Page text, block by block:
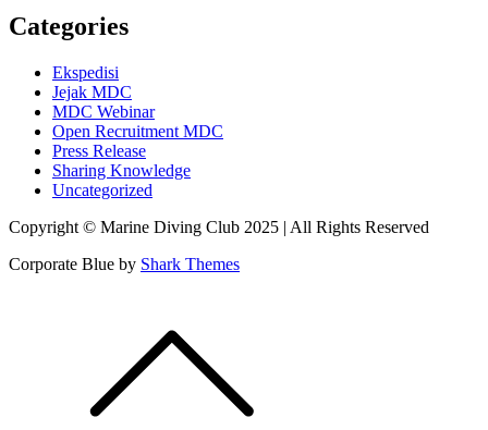
Categories
Ekspedisi
Jejak MDC
MDC Webinar
Open Recruitment MDC
Press Release
Sharing Knowledge
Uncategorized
Copyright © Marine Diving Club 2025 | All Rights Reserved
Corporate Blue by Shark Themes